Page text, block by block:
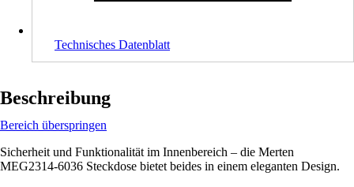
Technisches Datenblatt
Beschreibung
Bereich überspringen
Sicherheit und Funktionalität im Innenbereich – die Merten
MEG2314-6036 Steckdose bietet beides in einem eleganten Design.